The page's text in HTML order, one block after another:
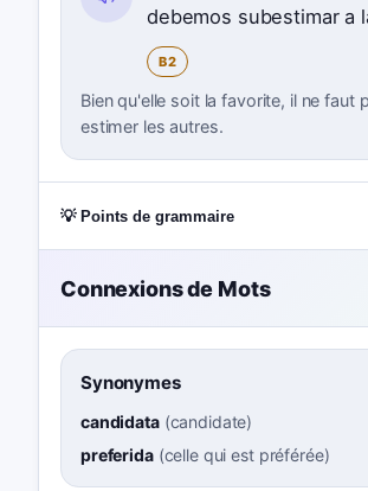
debemos subestimar a
B2
Bien qu'elle soit la favorite, il ne faut
estimer les autres.
💡 Points de grammaire
Connexions de Mots
Synonymes
candidata(candidate)
preferida(celle qui est préférée)